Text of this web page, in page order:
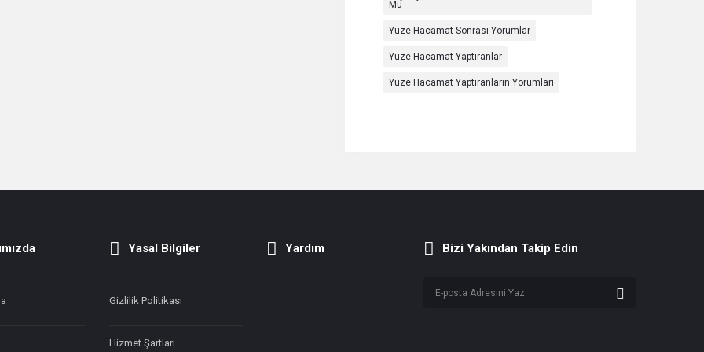
Mu
Yüze Hacamat Sonrası Yorumlar
Yüze Hacamat Yaptıranlar
Yüze Hacamat Yaptıranların Yorumları
Yasal Bilgiler
Gizlilik Politikası
Hizmet Şartları
Yardım Bizi Yakından Takip Edin